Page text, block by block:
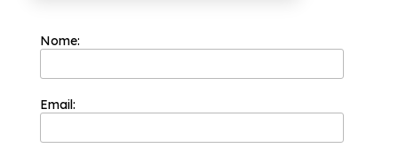
Janelas;
Portões;
Guarda-Corpo;
Nome:
Email: